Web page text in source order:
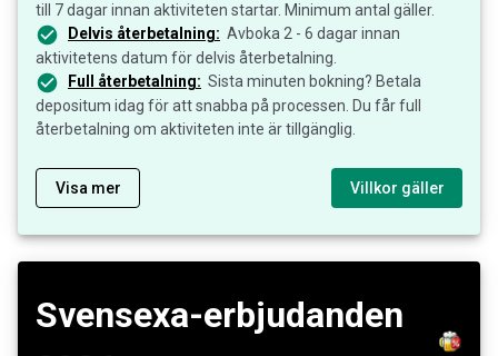
till 7 dagar innan aktiviteten startar. Minimum antal gäller.
Delvis återbetalning: Avboka 2 - 6 dagar innan
aktivitetens datum för delvis återbetalning.
Full återbetalning: Sista minuten bokning? Betala
depositum idag för att snabba på processen. Du får full
återbetalning om aktiviteten inte är tillgänglig.
Visa mer Villkor gäller
Svensexa-erbjudanden